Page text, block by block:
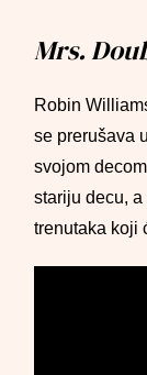
Mrs.
Robin
se prerušava
svojom
stariju decu,
trenutaka koji